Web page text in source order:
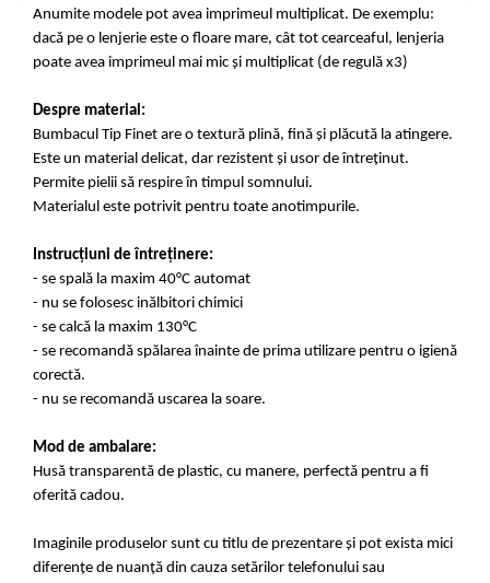
Anumite modele pot avea imprimeul multiplicat. De exemplu:
dacă pe o lenjerie este o floare mare, cât tot cearceaful, lenjeria
poate avea imprimeul mai mic și multiplicat (de regulă x3)
Despre material:
Bumbacul Tip Finet are o textură plină, fină și plăcută la atingere.
Este un material delicat, dar rezistent și usor de întreținut.
Permite pielii să respire în timpul somnului.
Materialul este potrivit pentru toate anotimpurile.
Instrucțiuni de întreținere:
- se spală la maxim 40°C automat
- nu se folosesc inălbitori chimici
- se calcă la maxim 130°C
- se recomandă spălarea înainte de prima utilizare pentru o igienă
corectă.
- nu se recomandă uscarea la soare.
Mod de ambalare:
Husă transparentă de plastic, cu manere, perfectă pentru a fi
oferită cadou.
Imaginile produselor sunt cu titlu de prezentare și pot exista mici
diferențe de nuanță din cauza setărilor telefonului sau